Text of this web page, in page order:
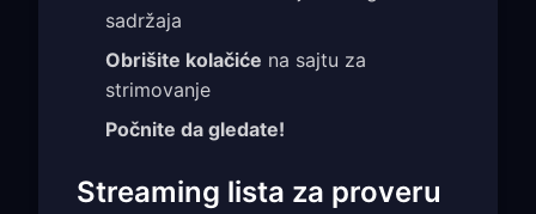
sadržaja
Obrišite kolačiće na sajtu za
strimovanje
Počnite da gledate!
Streaming lista za proveru